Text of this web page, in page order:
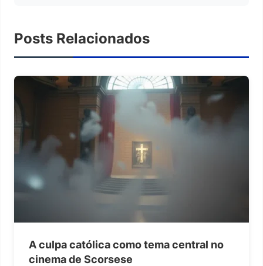
Posts Relacionados
A culpa católica como tema central no
cinema de Scorsese